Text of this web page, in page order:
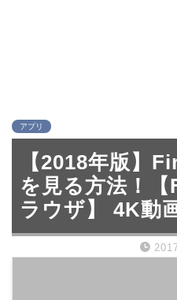
アプリ
【2018年版】
を見る方法！
ラウザ】 4K動